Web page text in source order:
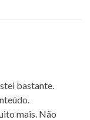
bastante.
mais. Não